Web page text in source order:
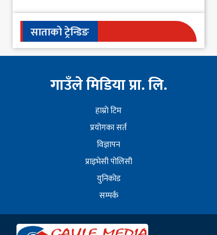
साताको ट्रेन्डिङ
गाउँले मिडिया प्रा. लि.
हाम्राे टिम
प्रयोगका सर्त
विज्ञापन
प्राइभेसी पोलिसी
युनिकोड
सम्पर्क